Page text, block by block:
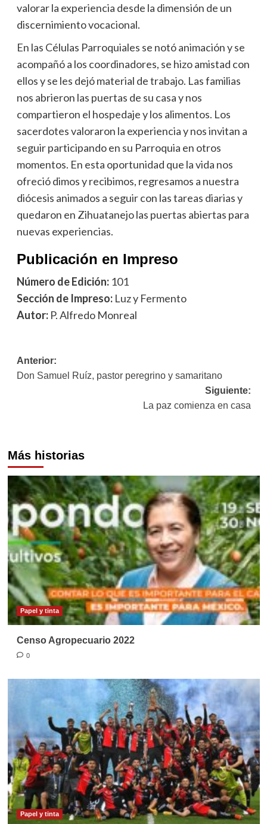
valorar la experiencia desde la dimensión de un
discernimiento vocacional.
En las Células Parroquiales se notó animación y se
acompañó a los coordinadores, se hizo amistad con
ellos y se les dejó material de trabajo. Las familias
nos abrieron las puertas de su casa y nos
compartieron el hospedaje y los alimentos. Los
sacerdotes valoraron la experiencia y nos invitan a
seguir participando en su Parroquia en otros
momentos. En esta oportunidad que la vida nos
ofreció dimos y recibimos, regresamos a nuestra
diócesis animados a seguir con las tareas diarias y
quedaron en Zihuatanejo las puertas abiertas para
nuevas experiencias.
Publicación en Impreso
Número de Edición:101
Sección de Impreso:Luz y Fermento
Autor:P. Alfredo Monreal
Navegación
de
Anterior:
Don Samuel Ruíz, pastor peregrino y samaritano
Siguiente:
La paz comienza en casa
Más historias
Papel y tinta
Censo Agropecuario 2022
0
Papel y tinta